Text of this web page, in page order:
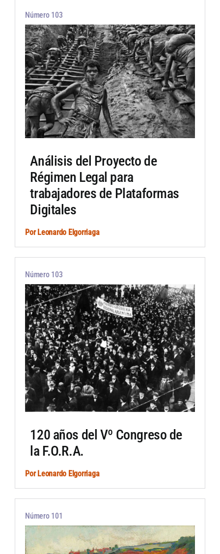
Número 103
Análisis del Proyecto de
Régimen Legal para
trabajadores de Plataformas
Digitales
Por Leonardo Elgorriaga
Número 103
120 años del Vº Congreso de
la F.O.R.A.
PorLeonardo Elgorriaga
Número 101